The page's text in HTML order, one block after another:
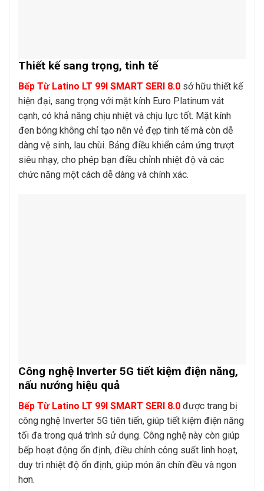
Thiết kế sang trọng, tinh tế
Bếp Từ Latino LT 99I SMART SERI 8.0 sở hữu thiết kế
hiện đại, sang trọng với mặt kính Euro Platinum vát
cạnh, có khả năng chịu nhiệt và chịu lực tốt. Mặt kính
đen bóng không chỉ tạo nên vẻ đẹp tinh tế mà còn dễ
dàng vệ sinh, lau chùi. Bảng điều khiển cảm ứng trượt
siêu nhạy, cho phép bạn điều chỉnh nhiệt độ và các
chức năng một cách dễ dàng và chính xác.
Công nghệ Inverter 5G tiết kiệm điện năng,
nấu nướng hiệu quả
Bếp Từ Latino LT 99I SMART SERI 8.0 được trang bị
công nghệ Inverter 5G tiên tiến, giúp tiết kiệm điện năng
tối đa trong quá trình sử dụng. Công nghệ này còn giúp
bếp hoạt động ổn định, điều chỉnh công suất linh hoạt,
duy trì nhiệt độ ổn định, giúp món ăn chín đều và ngon
hơn.